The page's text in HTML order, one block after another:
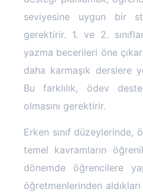
seviyesine uygun bir
gerektirir. 1. ve 2.
yazma becerileri öne
daha karmaşık derslere
Bu farklılık, ödev
olmasını gerektirir.
Erken sınıf düzeylerinde,
temel kavramların
dönemde öğrencilere
öğretmenlerinden